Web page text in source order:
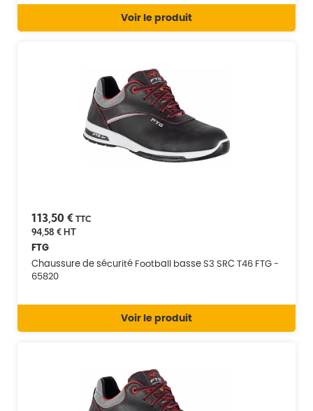
Voir le produit
113,50 € TTC
94,58 €HT
FTG
Chaussure de sécurité Football basse S3 SRC T46 FTG -
65820
Voir le produit